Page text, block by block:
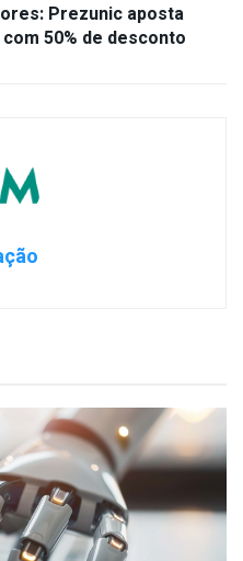
Prezunic aposta
50% de desconto